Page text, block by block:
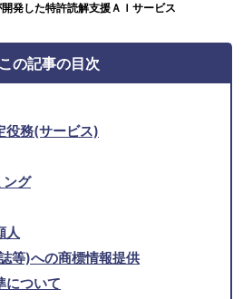
開発した特許読解支援ＡＩサービス
この記事の目次
役務(サービス)
ング
人
等)への商標情報提供
について